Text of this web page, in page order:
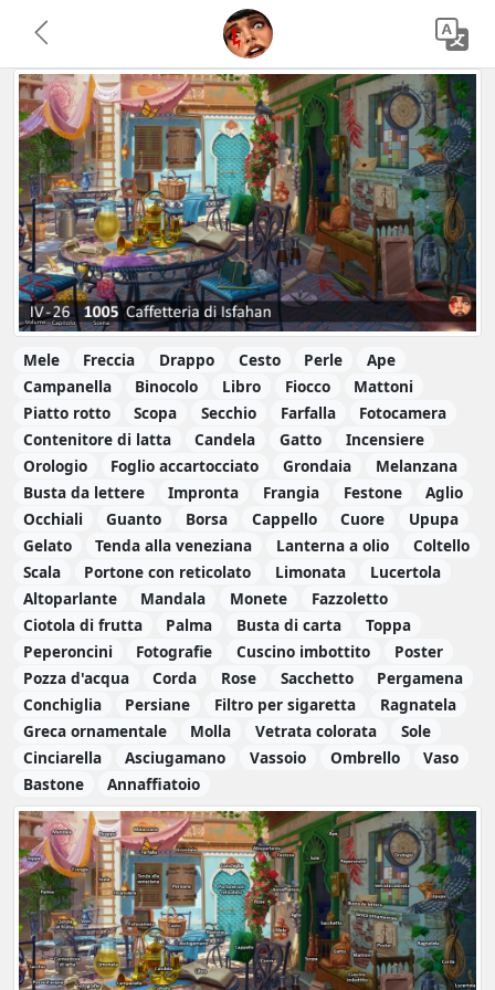
Mele Freccia Drappo Cesto Perle
Ape
Campanella
Binocolo Libro Fiocco
Mattoni
Piatto rotto
Scopa Secchio Farfalla
Fotocamera
Contenitore di latta
Candela Gatto
Incensiere
Orologio
Foglio accartocciato Grondaia
Melanzana
Busta da lettere
Impronta Frangia Festone
Aglio
Occhiali
Guanto Borsa Cappello Cuore
Upupa
Gelato
Tenda alla veneziana Lanterna a olio
Coltello
Scala
Portone con reticolato Limonata
Lucertola
Altoparlante
Mandala Monete
Fazzoletto
Ciotola di frutta
Palma Busta di carta
Toppa
Peperoncini
Fotografie Cuscino imbottito
Poster
Pozza d'acqua
Corda Rose Sacchetto
Pergamena
Conchiglia
Persiane Filtro per sigaretta
Ragnatela
Greca ornamentale
Molla Vetrata colorata
Sole
Cinciarella
Asciugamano Vassoio Ombrello
Vaso
Bastone
Annaffiatoio